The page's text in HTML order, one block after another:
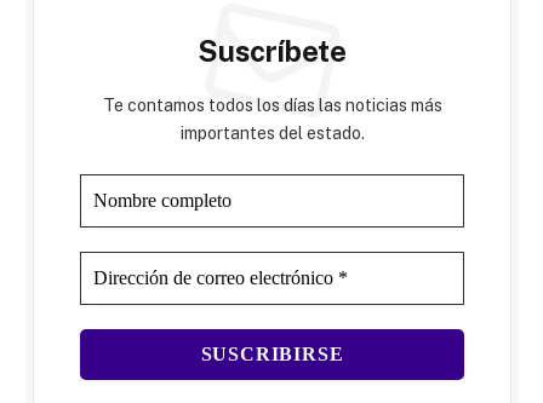
Suscríbete
Te contamos todos los días las noticias más
importantes del estado.